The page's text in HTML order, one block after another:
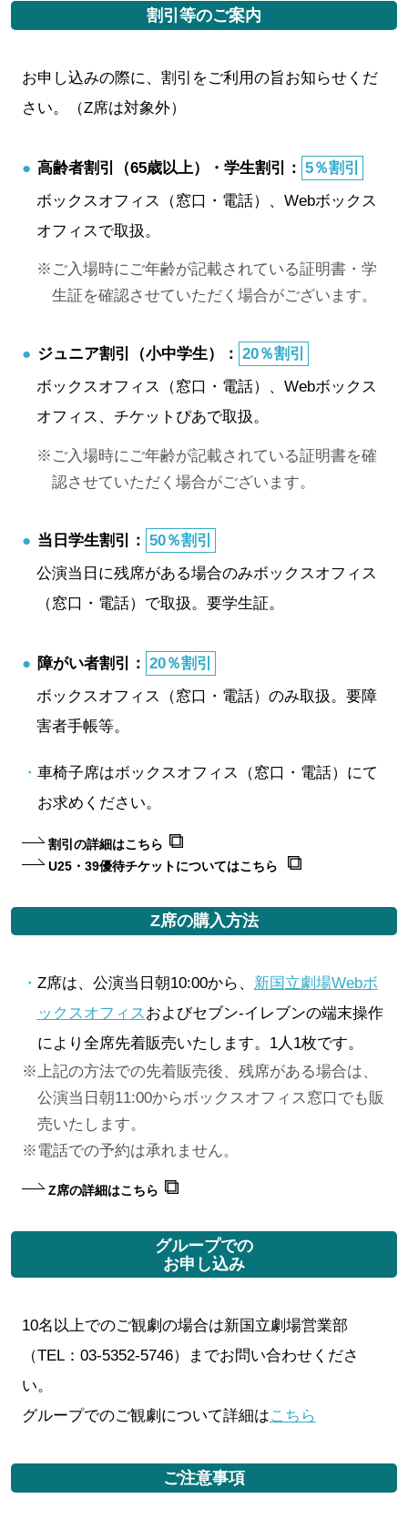
割引等のご案内
お申し込みの際に、割引をご利用の旨お知らせくだ
さい。（Z席は対象外）
高齢者割引（65歳以上）・学生割引： 5％割引
ボックスオフィス（窓口・電話）、Webボックス
オフィスで取扱。
ご入場時にご年齢が記載されている証明書・学
生証を確認させていただく場合がございます。
ジュニア割引（小中学生）： 20％割引
ボックスオフィス（窓口・電話）、Webボックス
オフィス、チケットぴあで取扱。
ご入場時にご年齢が記載されている証明書を確
認させていただく場合がございます。
当日学生割引： 50％割引
公演当日に残席がある場合のみボックスオフィス
（窓口・電話）で取扱。要学生証。
障がい者割引： 20％割引
ボックスオフィス（窓口・電話）のみ取扱。要障
害者手帳等。
車椅子席はボックスオフィス（窓口・電話）にて
お求めください。
割引の詳細はこちら
U25・39優待チケットについてはこちら
Z席の購入方法
Z席は、公演当日朝10:00から、 新国立劇場Webボ
ックスオフィスおよびセブン-イレブンの端末操作
により全席先着販売いたします。1人1枚です。
上記の方法での先着販売後、残席がある場合は、
公演当日朝11:00からボックスオフィス窓口でも販
売いたします。
電話での予約は承れません。
Z席の詳細はこちら
グループでの
お申し込み
10名以上でのご観劇の場合は新国立劇場営業部
（TEL：03‐5352‐5746）までお問い合わせくださ
い。
グループでのご観劇について詳細はこちら
ご注意事項